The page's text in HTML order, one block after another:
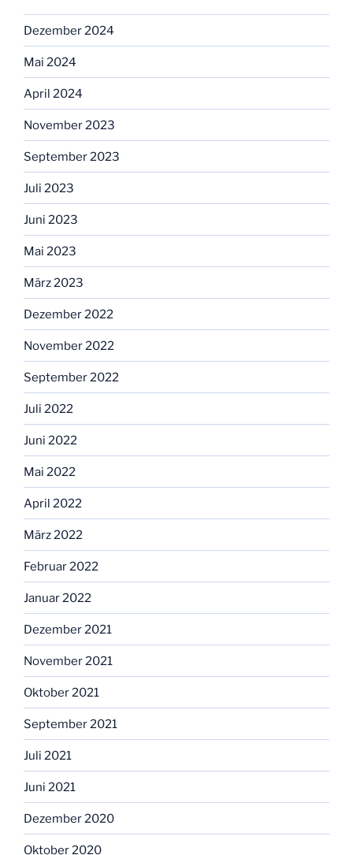
Dezember 2024
Mai 2024
April 2024
November 2023
September 2023
Juli 2023
Juni 2023
Mai 2023
März 2023
Dezember 2022
November 2022
September 2022
Juli 2022
Juni 2022
Mai 2022
April 2022
März 2022
Februar 2022
Januar 2022
Dezember 2021
November 2021
Oktober 2021
September 2021
Juli 2021
Juni 2021
Dezember 2020
Oktober 2020